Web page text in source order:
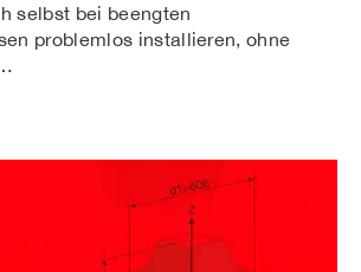
selbst bei beengten
problemlos installieren, ohne